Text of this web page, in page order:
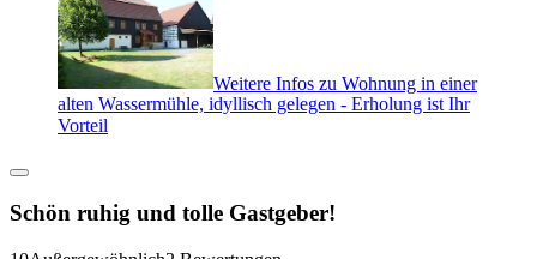
Weitere Infos zu Wohnung in einer
alten Wassermühle, idyllisch gelegen - Erholung ist Ihr
Vorteil
Schön ruhig und tolle Gastgeber!